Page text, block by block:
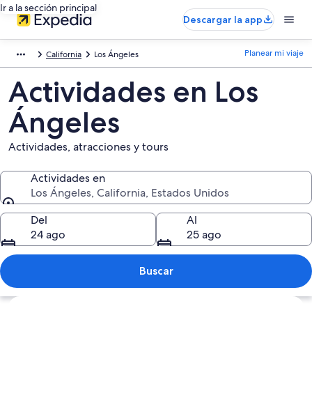
Ir a la sección principal
Descargar la app
California Los Ángeles Planear mi viaje
Actividades en Los
Ángeles
Actividades, atracciones y tours
Actividades en
Los Ángeles, California, Estados Unidos
Actividades en
Del
24 ago
Al
25 ago
Buscar
Ver mapa